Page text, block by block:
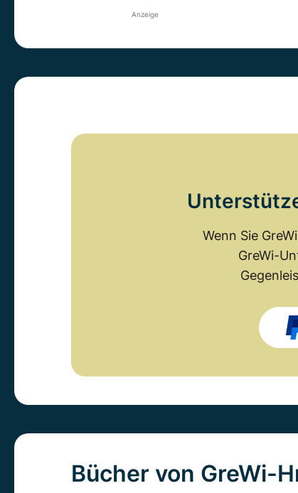
Anzeige
Wenn Sie
GreWi-
Bücher von GreWi-